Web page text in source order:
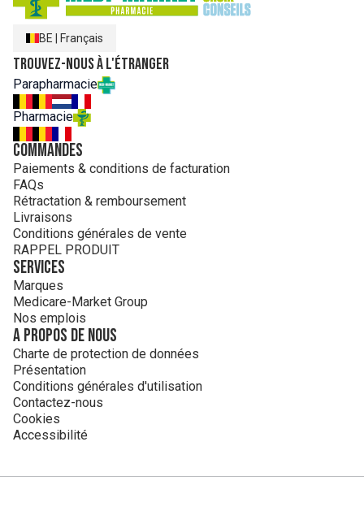
BE Français
Trouvez-nous à l'étranger
Parapharmacie
Pharmacie
Commandes
Paiements & conditions de facturation
FAQs
Rétractation & remboursement
Livraisons
Conditions générales de vente
RAPPEL PRODUIT
Services
Marques
Medicare-Market Group
Nos emplois
A propos de nous
Charte de protection de données
Présentation
Conditions générales d'utilisation
Contactez-nous
Cookies
Accessibilité